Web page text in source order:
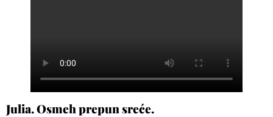
Julia. Osmeh prepun sreće.